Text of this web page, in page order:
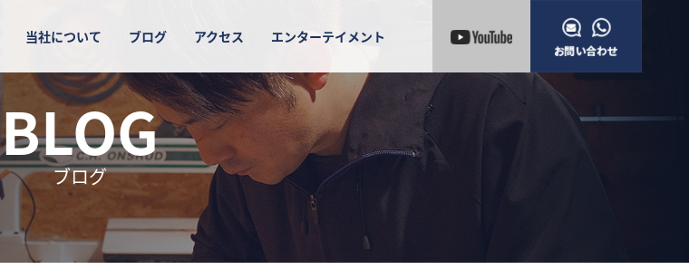
当社について ブログ アクセス エンターテイメント
BLOG
ブログ